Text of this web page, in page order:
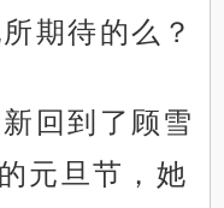
期待的么？
回到了顾雪
元旦节，她